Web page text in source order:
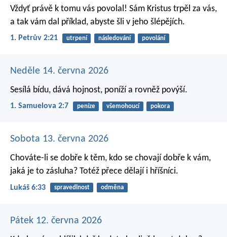
Vždyť právě k tomu vás povolal! Sám Kristus trpěl za vás,
a tak vám dal příklad, abyste šli v jeho šlépějích.
1. Petrův 2:21 utrpení následování povolání
Neděle 14. června 2026
Sesílá bídu, dává hojnost, poníží a rovněž povýší.
1. Samuelova 2:7 peníze všemohoucí pokora
Sobota 13. června 2026
Chováte-li se dobře k těm, kdo se chovají dobře k vám,
jaká je to zásluha? Totéž přece dělají i hříšníci.
Lukáš 6:33 spravedlnost odměna
Pátek 12. června 2026